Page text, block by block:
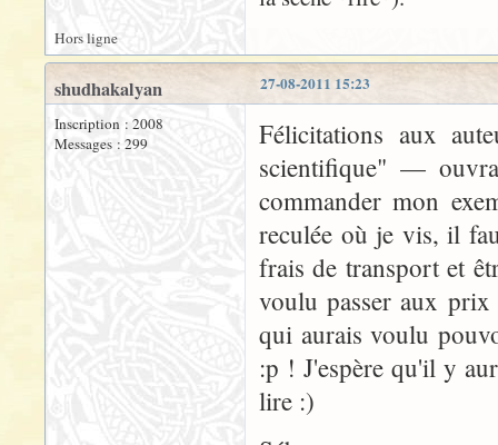
Hors ligne
27-08-2011 15:23
shudhakalyan
Inscription : 2008
Messages : 299
Félicitations aux
scientifique" —
commander mon
reculée où je vis, il
frais de transport et
voulu passer aux prix
qui aurais voulu
:p ! J'espère qu'il y
lire :)